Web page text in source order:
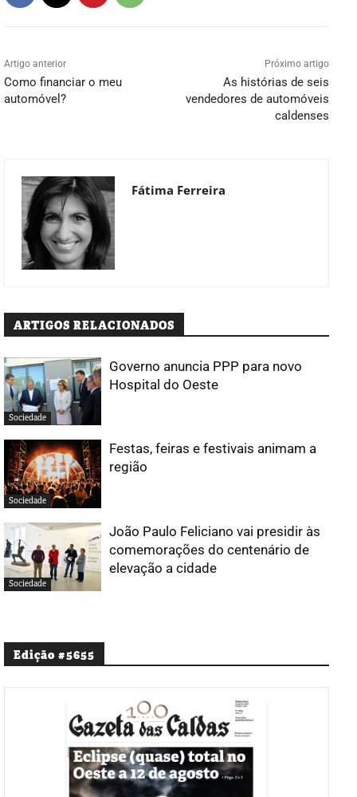
Artigo anterior
Como financiar o meu
automóvel?
Próximo artigo
As histórias de seis
vendedores de automóveis
caldenses
Fátima Ferreira
ARTIGOS RELACIONADOS
Sociedade
Governo anuncia PPP para novo
Hospital do Oeste
Sociedade
Festas, feiras e festivais animam a
região
Sociedade
João Paulo Feliciano vai presidir às
comemorações do centenário de
elevação a cidade
Edição #5655